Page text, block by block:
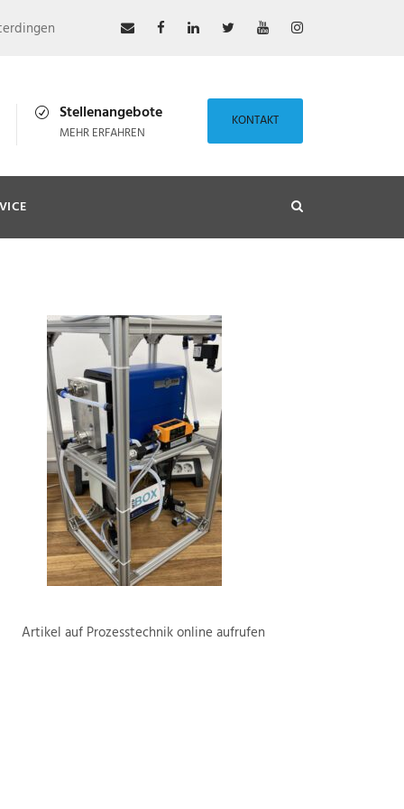
Stellenangebote
MEHR ERFAHREN
KONTAKT
Artikel auf Prozesstechnik online aufrufen